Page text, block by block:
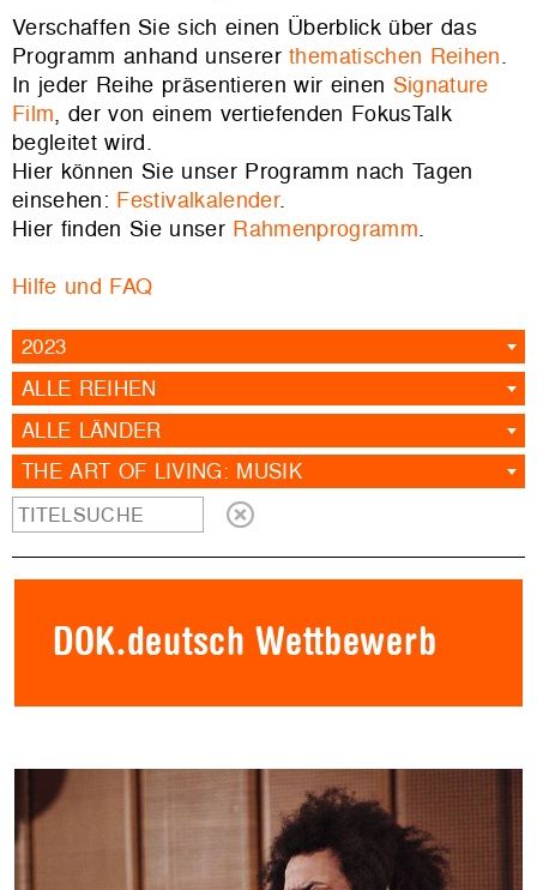
Verschaffen Sie sich einen Überblick über das
Programm anhand unsererthematischen Reihen.
In jeder Reihe präsentieren wir einen Signature
Film, der von einem vertiefenden FokusTalk
begleitet wird.
Hier können Sie unser Programm nach Tagen
einsehen: Festivalkalender.
Hier finden Sie unser Rahmenprogramm.
Hilfe und FAQ
2023
ALLE REIHEN
ALLE LÄNDER
THE ART OF LIVING: MUSIK
DOK.deutsch Wettbewerb